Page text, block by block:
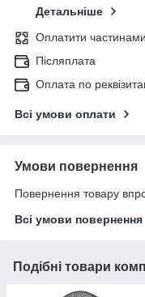
Детальніше
Оплатити частинами
Післяплата
Оплата по
Всі умови оплати
Умови повернення
Повернення товару
Всі умови повернення
Подібні товари